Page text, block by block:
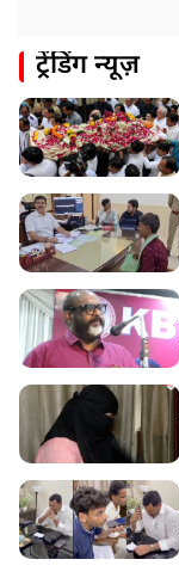
ट्रेंडिंग न्यूज़